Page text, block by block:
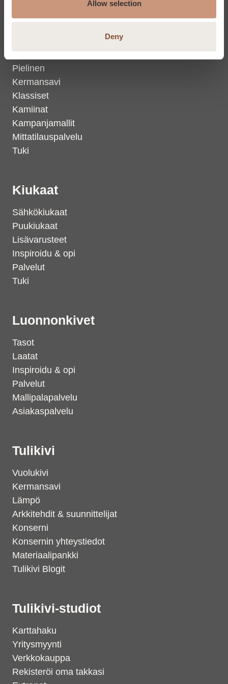
Allow selection
Deny
Takat
Jero
Pielinen
Kermansavi
Klassiset
Kamiinat
Kampanjamallit
Mittatilauspalvelu
Tuki
Kiukaat
Sähkökiukaat
Puukiukaat
Lisävarusteet
Inspiroidu & opi
Palvelut
Tuki
Luonnonkivet
Tasot
Laatat
Inspiroidu & opi
Palvelut
Mallipalapalvelu
Asiakaspalvelu
Tulikivi
Vuolukivi
Kermansavi
Lämpö
Arkkitehdit & suunnittelijat
Konserni
Konsernin yhteystiedot
Materiaalipankki
Tulikivi Blogit
Tulikivi-studiot
Karttahaku
Yritysmyynti
Verkkokauppa
Rekisteröi oma takkasi